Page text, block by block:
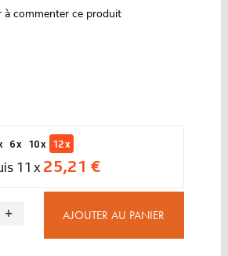
à commenter ce produit
6 x 10 x 12 x
11 x 25,21 €
+ AJOUTER AU PANIER